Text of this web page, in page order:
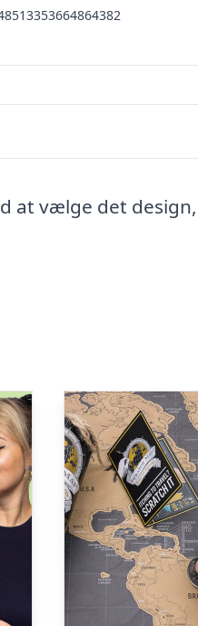
at vælge det